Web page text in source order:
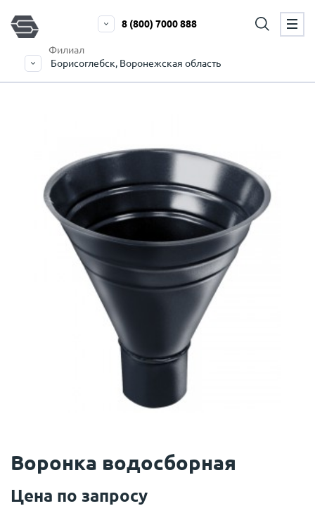
Филиал
Борисоглебск, Воронежская область
8 (800) 7000 888
Воронка водосборная
Цена по запросу